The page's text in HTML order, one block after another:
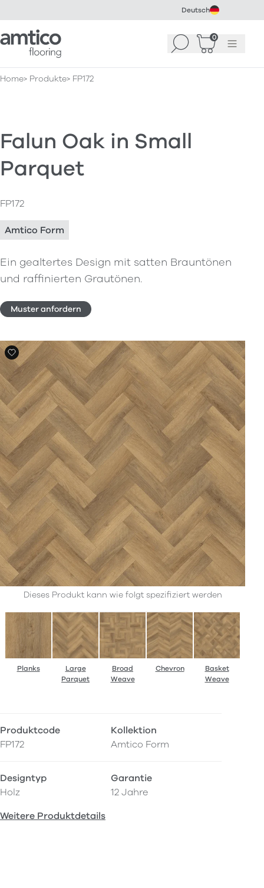
Deutsch
Amtico Flooring Suchen 0
WarenkorbMenü
Home Produkte FP172
Falun Oak in Small
Parquet
FP172
Amtico Form
Ein gealtertes Design mit satten Brauntönen
und raffinierten Grautönen.
Muster anfordern
Dieses Produkt kann wie folgt spezifiziert werden
Planks
Large
Parquet
Broad
Weave
Chevron
Basket
Weave
Produktcode
FP172
Kollektion
Amtico Form
Designtyp
Holz
Garantie
12 Jahre
Weitere Produktdetails